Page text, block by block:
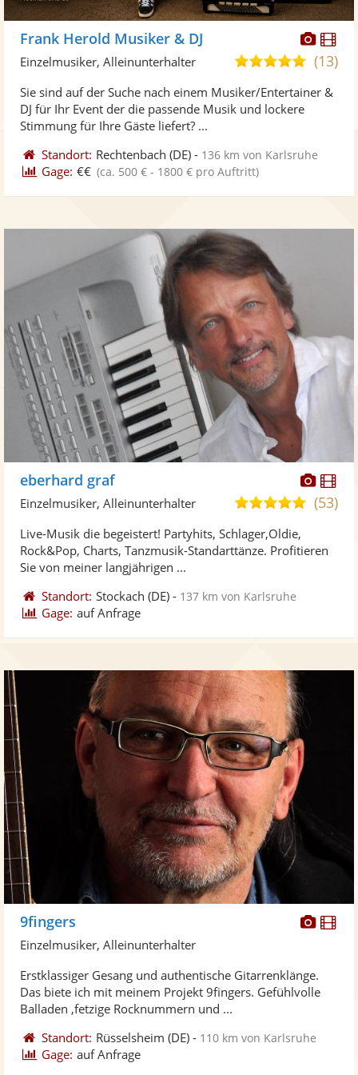
Fotos
Frank Herold Musiker & DJ
4,9
5
(13)
Einzelmusiker, Alleinunterhalter
Sie sind auf der Suche nach einem Musiker/Entertainer &
DJ für Ihr Event der die passende Musik und lockere
Stimmung für Ihre Gäste liefert? ...
Standort: Rechtenbach (DE) - 136 km von Karlsruhe
Gage: €€ (ca. 500 € - 1800 € pro Auftritt)
eberhard graf
4,9(53)
Einzelmusiker, Alleinunterhalter
Live-Musik die begeistert! Partyhits, Schlager,Oldie,
Rock&Pop, Charts, Tanzmusik-Standarttänze. Profitieren
Sie von meiner langjährigen ...
Standort: Stockach (DE) - 137 km von Karlsruhe
Gage: auf Anfrage
Fotos
9fingers
Einzelmusiker, Alleinunterhalter
Erstklassiger Gesang und authentische Gitarrenklänge.
Das biete ich mit meinem Projekt 9fingers. Gefühlvolle
Balladen ,fetzige Rocknummern und ...
Standort: Rüsselsheim (DE) - 110 km von Karlsruhe
Gage: auf Anfrage